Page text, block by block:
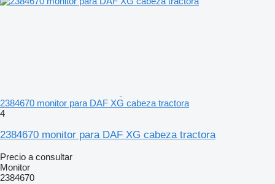
2384670 monitor para DAF XG cabeza tractora
4
2384670 monitor para DAF XG cabeza tractora
Precio a consultar
Monitor
2384670